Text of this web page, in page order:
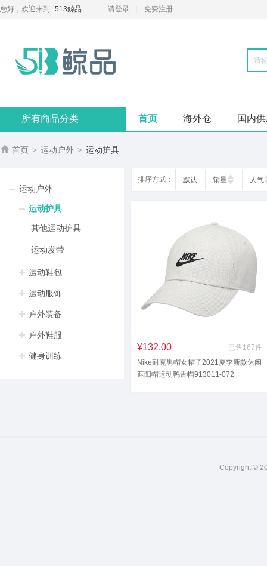
您好，欢迎来到 513鲸品 请登录 免费注册
所有商品分类 首页 海外仓 国内
 首页 > 运动户外 > 运动护具
运动户外
运动护具
其他运动护具
运动发带
运动鞋包
运动服饰
户外装备
户外鞋服
健身训练
排序方式： 默认 销量 人气
¥132.00
已售167件
Nike耐克男帽女帽子2021夏季新款休闲
遮阳帽运动鸭舌帽913011-072
Copyright ©